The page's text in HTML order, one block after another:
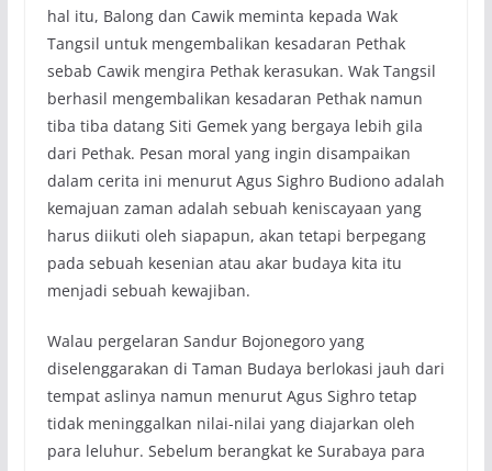
hal itu, Balong dan Cawik meminta kepada Wak
Tangsil untuk mengembalikan kesadaran Pethak
sebab Cawik mengira Pethak kerasukan. Wak Tangsil
berhasil mengembalikan kesadaran Pethak namun
tiba tiba datang Siti Gemek yang bergaya lebih gila
dari Pethak. Pesan moral yang ingin disampaikan
dalam cerita ini menurut Agus Sighro Budiono adalah
kemajuan zaman adalah sebuah keniscayaan yang
harus diikuti oleh siapapun, akan tetapi berpegang
pada sebuah kesenian atau akar budaya kita itu
menjadi sebuah kewajiban.
Walau pergelaran Sandur Bojonegoro yang
diselenggarakan di Taman Budaya berlokasi jauh dari
tempat aslinya namun menurut Agus Sighro tetap
tidak meninggalkan nilai-nilai yang diajarkan oleh
para leluhur. Sebelum berangkat ke Surabaya para